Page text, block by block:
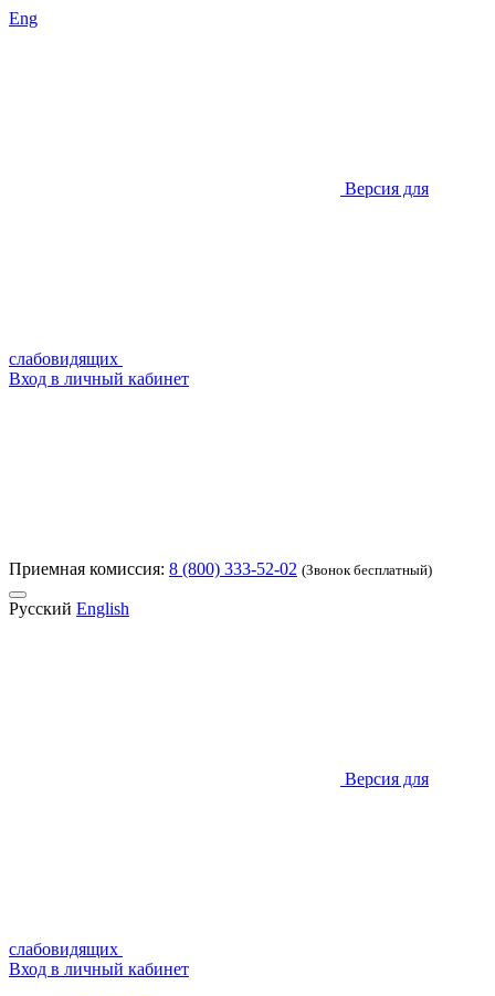
Eng
Версия для
слабовидящих
Вход в личный кабинет
Приемная комиссия: 8 (800) 333-52-02 (Звонок бесплатный)
Русский English
Версия для
слабовидящих
Вход в личный кабинет